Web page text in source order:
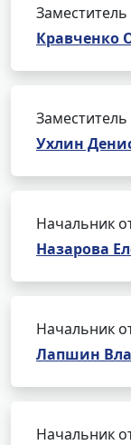
Кравченко
Ухлин
Начальник
Назарова
Начальник
Лапшин
Начальник